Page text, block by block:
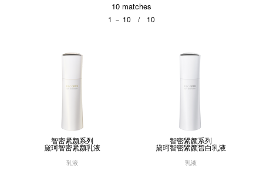
10 matches
1 － 10 / 10
智密紧颜系列
黛珂智密紧颜乳液
乳液
智密紧颜系列
黛珂智密紧颜皙白乳液
乳液